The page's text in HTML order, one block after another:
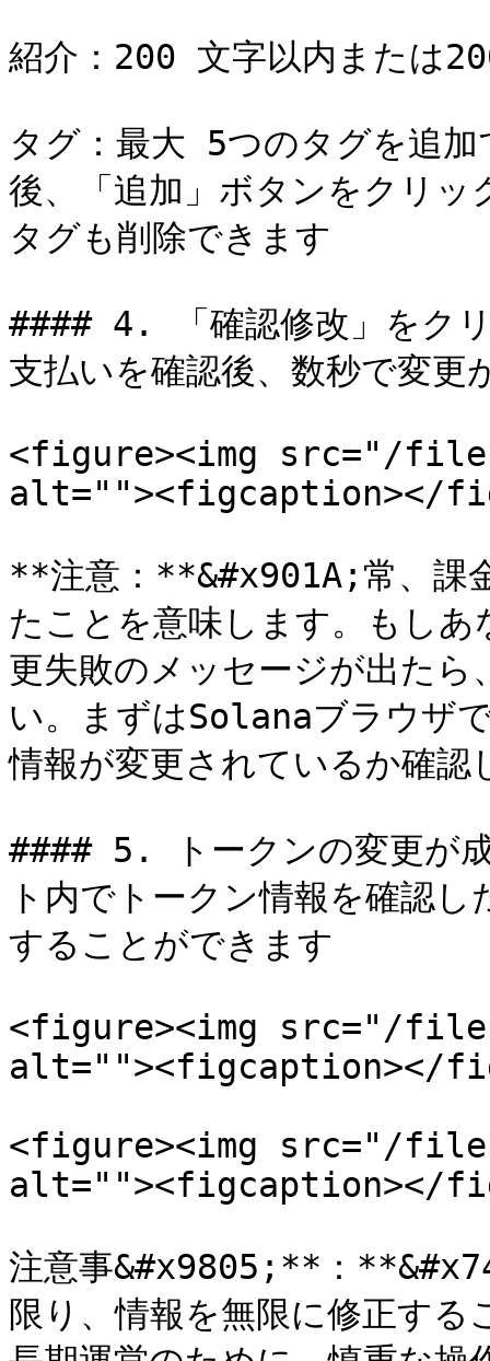
紹介：200 文字以内または
タグ：最大 5つのタグを追
後、「追加」ボタンをクリ
タグも削除できます
#### 4. 「確認修改」をク
支払いを確認後、数秒で変更
<figure><img src="/files/
alt=""><figcaption></
**注意：**&#x901A;常、課
たことを意味します。もし
更失敗のメッセージが出た
い。まずはSolanaブラウザ
情報が変更されているか確認
#### 5. トークンの変更が
ト内でトークン情報を確認
することができます
<figure><img src="/files/
alt=""><figcaption></
<figure><img src="/files/
alt=""><figcaption></
注意事&#x9805;**：
限り、情報を無限に修正す